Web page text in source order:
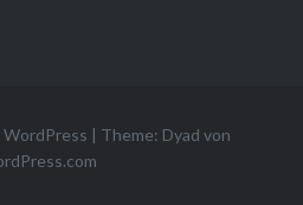
| Theme: Dyad von